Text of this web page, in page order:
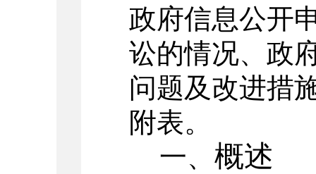
政府信息公开
讼的情况、政
问题及改进措
附表。
一、 概述